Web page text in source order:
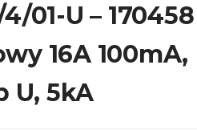
01-U – 170458
16A 100mA,
U, 5kA